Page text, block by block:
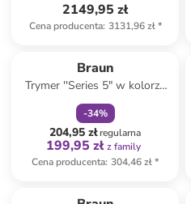
2149,95 zł
Cena producenta: 3131,96 zł*
Braun
Trymer ''Series 5" w kolorze
czarnym do brody
-34%
204,95 złregularna
199,95 zł z family
Cena producenta: 304,46 zł*